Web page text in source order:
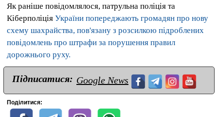
Як раніше повідомлялося, патрульна поліція та
Кіберполіція України попереджають громадян про нову
схему шахрайства, пов'язану з розсилкою підроблених
повідомлень про штрафи за порушення правил
дорожнього руху.
Підписатися: Google News
Поділитися: